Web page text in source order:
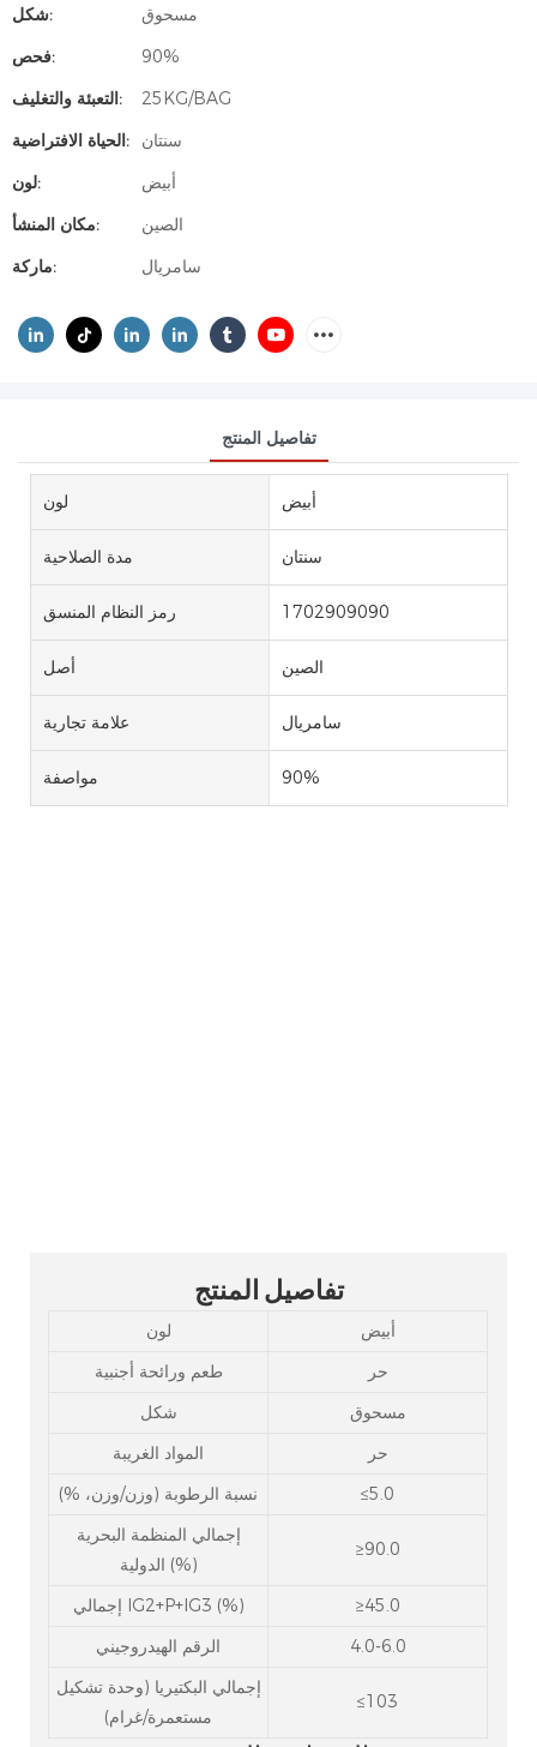
شكل:
مسحوق
فحص:
90%
التعبئة والتغليف:
25KG/BAG
الحياة الافتراضية:
سنتان
لون:
أبيض
مكان المنشأ:
الصين
ماركة:
سامريال
تفاصيل المنتج
لون أبيض
مدة الصلاحية سنتان
رمز النظام المنسق 1702909090
أصل الصين
علامة تجارية سامريال
مواصفة 90%
تفاصيل المنتج
لون
أبيض
طعم ورائحة أجنبية
حر
شكل
مسحوق
المواد الغريبة
حر
نسبة الرطوبة (وزن/وزن، %)
≤5.0
إجمالي المنظمة البحرية
الدولية (%)
≥90.0
إجمالي IG2+P+IG3 (%)
≥45.0
الرقم الهيدروجيني
4.0-6.0
إجمالي البكتيريا (وحدة تشكيل
مستعمرة/غرام)
≤103